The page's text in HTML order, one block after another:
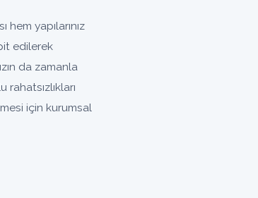
yapılarınız
edilerek
da zamanla
için kurumsal